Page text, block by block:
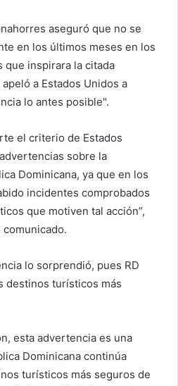
aseguró que no se
en los últimos meses en los
inspirara la citada
a Estados Unidos a
lo antes posible".
el criterio de Estados
sobre la
Dominicana, ya que en los
incidentes comprobados
que motiven tal acción”,
lo sorprendió, pues RD
destinos turísticos más
esta advertencia es una
Dominicana continúa
turísticos más seguros de